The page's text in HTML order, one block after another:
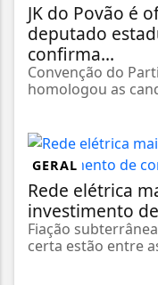
JK do Povão é
deputado
confirma...
Convenção do
homologou as
GERAL
Rede elétrica
investimento
Fiação
certa estão entre